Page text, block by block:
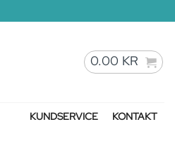
0.00 KR
KUNDSERVICE KONTAKT